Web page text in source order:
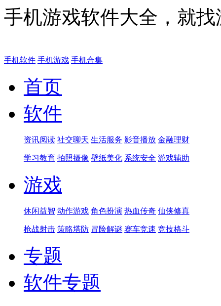
手机游戏软件大全，就
手机软件 手机游戏 手机合集
首页
软件
资讯阅读 社交聊天 生活服务 影音播放 金融理财
学习教育 拍照摄像 壁纸美化 系统安全 游戏辅助
游戏
休闲益智 动作游戏 角色扮演 热血传奇 仙侠修真
枪战射击 策略塔防 冒险解谜 赛车竞速 竞技格斗
专题
软件专题